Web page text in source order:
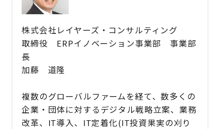
株式会社レイヤーズ・コンサルティング
取締役 ERPイノベーション事業部 事業部
長
加藤 道隆
複数のグローバルファームを経て、数多くの
企業・団体に対するデジタル戦略立案、業務
改革、IT導入、IT定着化(IT投資果実の刈り